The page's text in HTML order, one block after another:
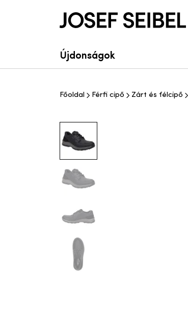
Josef Seibel Webshop
Újdonságok
Főoldal Férfi cipő Zárt és félcipő